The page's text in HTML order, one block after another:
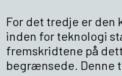
For det tredje er den
inden for teknologi
fremskridtene på
begrænsede. Denne